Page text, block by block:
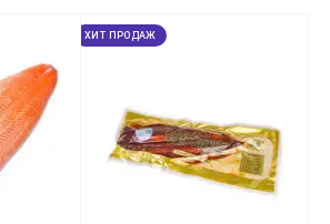
ХИТ ПРОДАЖ